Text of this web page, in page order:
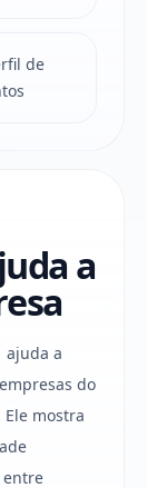
de
a
ajuda a
do
mostra